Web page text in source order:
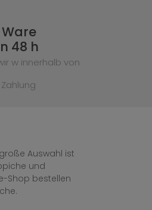
48 h
w innerhalb von
Auswahl ist
und
Shop bestellen